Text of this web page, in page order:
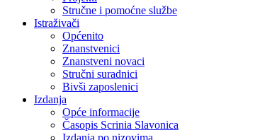
Stručne i pomoćne službe
Istraživači
Općenito
Znanstvenici
Znanstveni novaci
Stručni suradnici
Bivši zaposlenici
Izdanja
Opće informacije
Časopis Scrinia Slavonica
Izdanja po nizovima